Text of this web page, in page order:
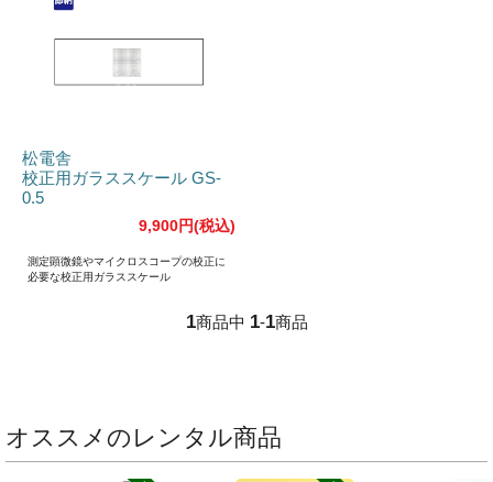
松電舎
校正用ガラススケール GS-
0.5
9,900円(税込)
測定顕微鏡やマイクロスコープの校正に
必要な校正用ガラススケール
1商品中 1-1商品
オススメのレンタル商品